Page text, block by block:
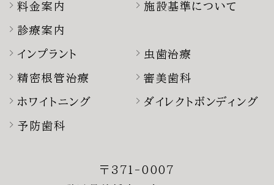
料金案内 施設基準について
診療案内
インプラント 虫歯治療
精密根管治療 審美歯科
ホワイトニング ダイレクトボンディング
予防歯科
〒371-0007